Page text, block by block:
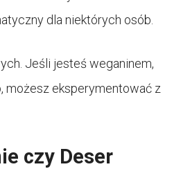
dla niektórych osób.
Jeśli jesteś weganinem,
możesz eksperymentować z
czy Deser